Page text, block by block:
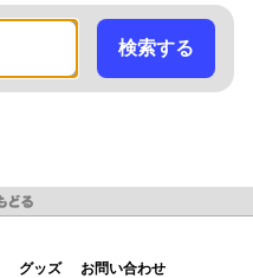
検索する
グッズ お問い合わせ